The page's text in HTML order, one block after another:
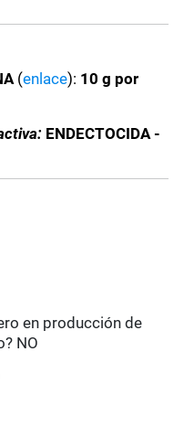
(enlace): 10 g por
ENDECTOCIDA -
en producción de
NO